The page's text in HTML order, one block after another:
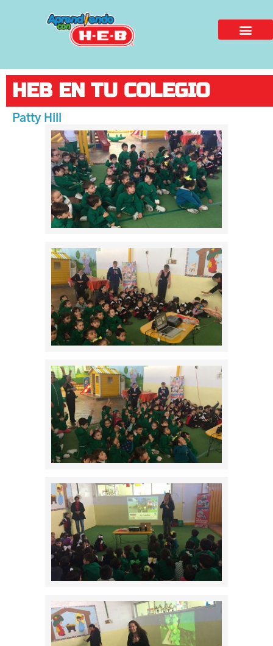
HEB EN TU COLEGIO
Patty Hill